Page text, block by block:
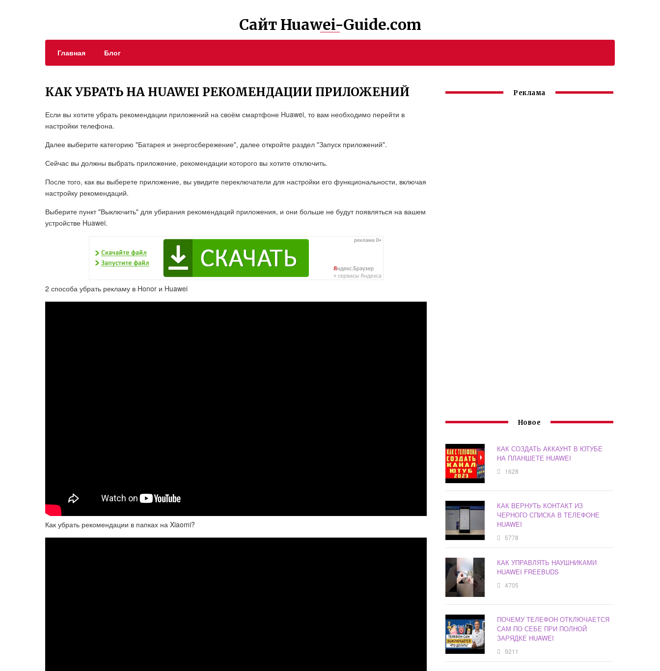
Сайт Huawei-Guide.com
Главная Блог
КАК УБРАТЬ НА HUAWEI РЕКОМЕНДАЦИИ ПРИЛОЖЕНИЙ
Если вы хотите убрать рекомендации приложений на своём смартфоне Huawei, то вам необходимо перейти в
настройки телефона.
Далее выберите категорию "Батарея и энергосбережение", далее откройте раздел "Запуск приложений".
Сейчас вы должны выбрать приложение, рекомендации которого вы хотите отключить.
После того, как вы выберете приложение, вы увидите переключатели для настройки его функциональности, включая
настройку рекомендаций.
Выберите пункт "Выключить" для убирания рекомендаций приложения, и они больше не будут появляться на вашем
устройстве Huawei.
2 способа убрать рекламу в Honor и Huawei
Как убрать рекомендации в папках на Xiaomi?
Реклама
Новое
КАК СОЗДАТЬ АККАУНТ В ЮТУБЕ
НА ПЛАНШЕТЕ HUAWEI
1628
КАК ВЕРНУТЬ КОНТАКТ ИЗ
ЧЕРНОГО СПИСКА В ТЕЛЕФОНЕ
HUAWEI
5778
КАК УПРАВЛЯТЬ НАУШНИКАМИ
HUAWEI FREEBUDS
4705
ПОЧЕМУ ТЕЛЕФОН ОТКЛЮЧАЕТСЯ
САМ ПО СЕБЕ ПРИ ПОЛНОЙ
ЗАРЯДКЕ HUAWEI
9211